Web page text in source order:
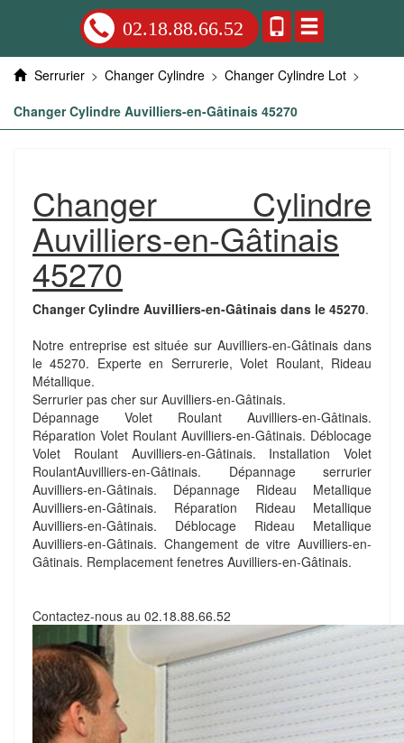
02.18.88.66.52
Serrurier > Changer Cylindre > Changer Cylindre Lot >
Changer Cylindre Auvilliers-en-Gâtinais 45270
Changer Cylindre
Auvilliers-en-Gâtinais
45270
Changer Cylindre Auvilliers-en-Gâtinais dans le 45270.
Notre entreprise est située sur Auvilliers-en-Gâtinais dans
le 45270. Experte en Serrurerie, Volet Roulant, Rideau
Métallique.
Serrurier pas cher sur Auvilliers-en-Gâtinais.
Dépannage Volet Roulant Auvilliers-en-Gâtinais.
Réparation Volet Roulant Auvilliers-en-Gâtinais. Déblocage
Volet Roulant Auvilliers-en-Gâtinais. Installation Volet
RoulantAuvilliers-en-Gâtinais. Dépannage serrurier
Auvilliers-en-Gâtinais. Dépannage Rideau Metallique
Auvilliers-en-Gâtinais. Réparation Rideau Metallique
Auvilliers-en-Gâtinais. Déblocage Rideau Metallique
Auvilliers-en-Gâtinais. Changement de vitre Auvilliers-en-
Gâtinais. Remplacement fenetres Auvilliers-en-Gâtinais.
Contactez-nous au 02.18.88.66.52